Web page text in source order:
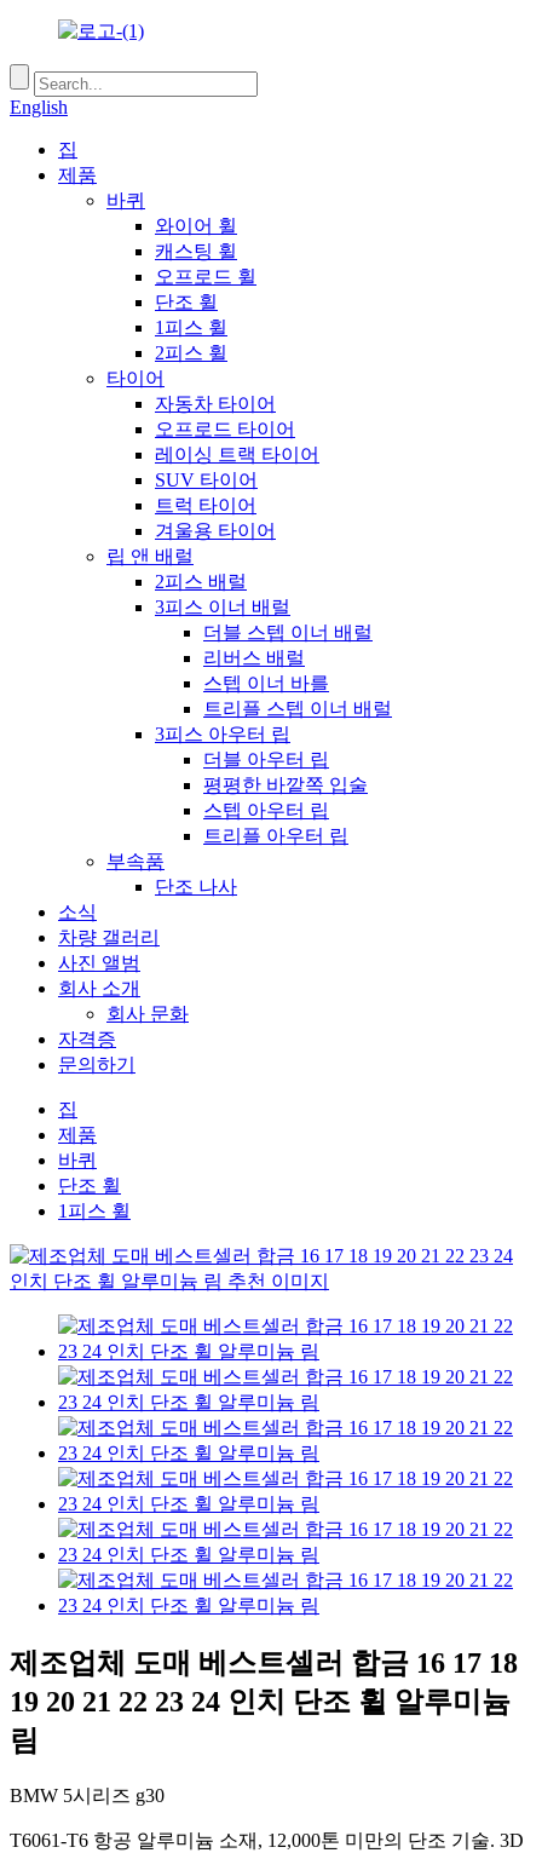
English
집
제품
바퀴
와이어 휠
캐스팅 휠
오프로드 휠
단조 휠
1피스 휠
2피스 휠
타이어
자동차 타이어
오프로드 타이어
레이싱 트랙 타이어
SUV 타이어
트럭 타이어
겨울용 타이어
립 앤 배럴
2피스 배럴
3피스 이너 배럴
더블 스텝 이너 배럴
리버스 배럴
스텝 이너 바를
트리플 스텝 이너 배럴
3피스 아우터 립
더블 아우터 립
평평한 바깥쪽 입술
스텝 아우터 립
트리플 아우터 립
부속품
단조 나사
소식
차량 갤러리
사진 앨범
회사 소개
회사 문화
자격증
문의하기
집
제품
바퀴
단조 휠
1피스 휠
제조업체 도매 베스트셀러 합금 16 17 18
19 20 21 22 23 24 인치 단조 휠 알루미늄
림
BMW 5시리즈 g30
T6061-T6 항공 알루미늄 소재, 12,000톤 미만의 단조 기술. 3D